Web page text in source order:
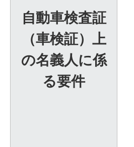
自動車検査証
（車検証）上
の名義人に係
る要件